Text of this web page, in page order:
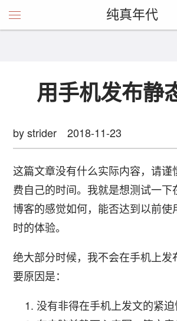
纯真年代
用手机发布静
by strider 2018-11-23
这篇文章没有什么实际内容，请谨
费自己的时间。我就是想测试一下
博客的感觉如何，能否达到以前使
时的体验。
绝大部分时候，我不会在手机上发
要原因是：
没有非得在手机上发文的紧迫